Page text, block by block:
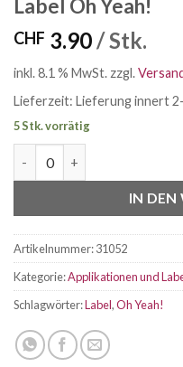
Label Oh Yeah!
CHF 3.90 / Stk.
inkl. 8.1 % MwSt. zzgl.
Lieferzeit: Lieferung innert
5 Stk. vorrätig
IN DEN
Artikelnummer:31052
Kategorie:Applikationen und
Schlagwörter:Label,Oh Yeah!